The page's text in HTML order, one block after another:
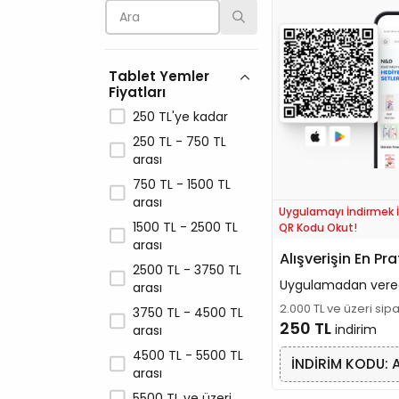
Tablet Yemler
Fiyatları
250 TL'ye kadar
250 TL - 750 TL
arası
750 TL - 1500 TL
arası
1500 TL - 2500 TL
arası
2500 TL - 3750 TL
arası
3750 TL - 4500 TL
arası
4500 TL - 5500 TL
arası
Uygulamayı İndirmek
QR Kodu Okut!
Alışverişin En
Uygulamadan
2.000 TL ve üzeri
250 TL indirim
İNDİRİM KODU: